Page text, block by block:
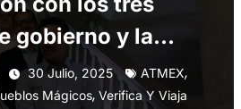
gobierno y la
para
turismo en
30 Julio, 2025 ATMEX,
Mágicos, Verifica Y Viaja